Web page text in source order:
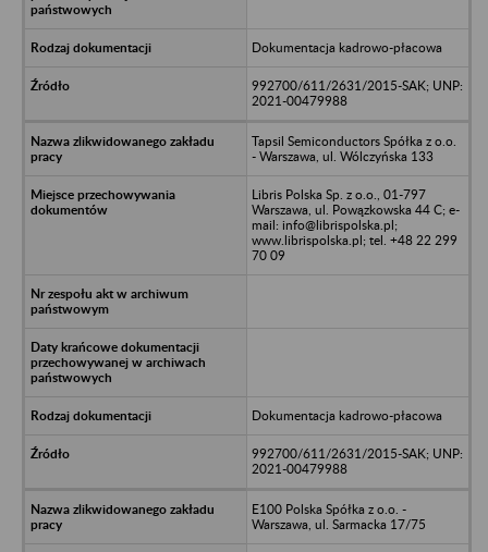
Dokumentacja kadrowo-płacowa
992700/611/2631/2015-SAK; UNP:
2021-00479988
Tapsil Semiconductors Spółka z o.o.
- Warszawa, ul. Wólczyńska 133
Libris Polska Sp. z o.o., 01-797
Warszawa, ul. Powązkowska 44 C; e-
mail: info@librispolska.pl;
www.librispolska.pl; tel. +48 22 299
70 09
Dokumentacja kadrowo-płacowa
992700/611/2631/2015-SAK; UNP:
2021-00479988
E100 Polska Spółka z o.o. -
Warszawa, ul. Sarmacka 17/75